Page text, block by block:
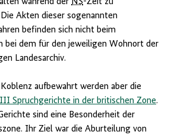
Akten dieser sogenannten
befinden sich nicht beim
bei dem für den jeweiligen Wohnort der
Landesarchiv.
aufbewahrt werden aber die
Spruchgerichte in der britischen Zone.
sind eine Besonderheit der
Ihr Ziel war die Aburteilung von